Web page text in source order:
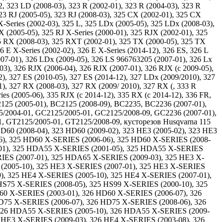
LD (2008-03), 323 R (2002-01), 323 R (2004-03), 323 R
RJ (2005-05), 323 RJ (2008-03), 325 CX (2002-01), 325 CX
(2002-03), 325 L, 325 LDx (2005-05), 325 LDx (2008-03),
05), 325 RJ X-Series (2000-01), 325 RJX (2002-01), 325
(2008-03), 325 RXT (2002-01), 325 TX (2000-05), 325 TX
X-Series (2002-02), 326 E X-Series (2014-12), 326 ES, 326 L
01), 326 LDx (2009-05), 326 LS 966763205 (2007-01), 326 Lx
326 RJX (2006-04), 326 RJX (2007-01), 326 RJX (c 2009-05),
327 ES (2010-05), 327 ES (2014-12), 327 LDx (2009/2010), 327
327 RX (2008-03), 327 RX (2009/ 2010), 327 RX (, 333 R
(2005-06), 335 RJX (c 2014-12), 335 RX (c 2014-12), 336 FR,
(2005-01), BC2125 (2008-09), BC2235, BC2236 (2007-01),
01, GC2125/2005-01, GC2125/2008-09, GC2236 (2007-01),
2005-01, GT2125/2008-09, кусторезов Husqvarna 115
(2008-04), 323 HD60 (2009-02), 323 HE3 (2005-02), 323 HE3
325 HD60 X-SERIES (2006-06), 325 HD60 X-SERIES (2008-
325 HDA55 X-SERIES (2001-05), 325 HDA55 X-SERIES
(2007-01), 325 HDA65 X-SERIES (2009-03), 325 HE3 X-
10), 325 HE3 X-SERIES (2007-01), 325 HE3 X-SERIES
325 HE4 X-SERIES (2005-10), 325 HE4 X-SERIES (2007-01),
X-SERIES (2008-05), 325 HS99 X-SERIES (2000-10), 325
X-SERIES (2003-01), 326 HD60 X-SERIES (2006-07), 326
X-SERIES (2006-07), 326 HD75 X-SERIES (2008-06), 326
HDA55 X-SERIES (2005-10), 326 HDA55 X-SERIES (2009-
X-SERIES (2009-03), 326 HE4 X-SERIES (2003-08), 326